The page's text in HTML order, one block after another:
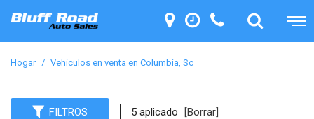
Hogar / Vehiculos en venta en Columbia, Sc
FILTROS 5 aplicado [Borrar]